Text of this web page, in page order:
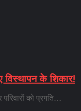
विस्थापन के शिकार!
को प्रगति…